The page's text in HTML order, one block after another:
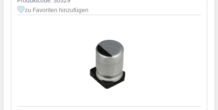
zu Favoriten hinzufügen